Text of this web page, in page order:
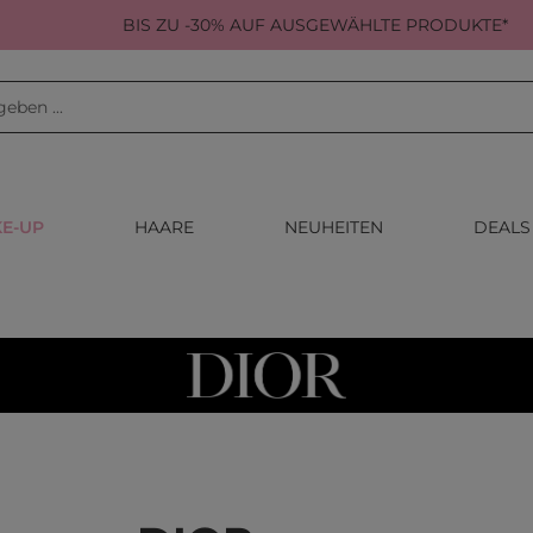
BIS ZU -30% AUF AUSGEWÄHLTE PRODUKTE*
UP HAARE NEUHEITEN DEALS